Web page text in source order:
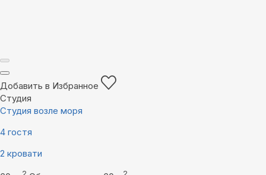
Добавить в Избранное
Студия
Студия возле моря
4 гостя
2 кровати